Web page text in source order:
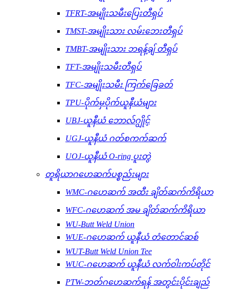
TFRT-အမျိုးသမီးပြေးတီရှပ်
TMST-အမျိုးသား လမ်းဘေးတီရှပ်
TMBT-အမျိုးသား ဘရန့်ချ် တီရှပ်
TFT-အမျိုးသမီးတီရှပ်
TFC-အမျိုးသမီး ကြက်ခြေခတ်
TPU-ပိုက်မှပိုက်ယူနီယံများ
UBJ-ယူနီယံ ဘောလ်ဂျွိုင့်
UGJ-ယူနီယံ ဂတ်စကက်ဆက်
UOJ-ယူနီယံ O-ring ပူးတွဲ
တူရိယာဂဟေဆက်ပစ္စည်းများ
WMC-ဂဟေဆက် အထီး ချိတ်ဆက်ကိရိယာ
WFC-ဂဟေဆက် အမ ချိတ်ဆက်ကိရိယာ
WU-Butt Weld Union
WUE-ဂဟေဆက် ယူနီယံ တံတောင်ဆစ်
WUT-Butt Weld Union Tee
WUC-ဂဟေဆက် ယူနီယံ လက်ဝါးကပ်တိုင်
PTW-ဘတ်ဂဟေဆက်ရန် အတွင်းပိုင်းချည်